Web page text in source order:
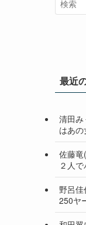
最近
清田
はあの
佐藤
２人
野呂佳
250ヤ